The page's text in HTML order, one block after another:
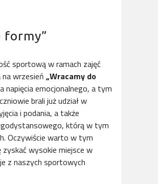
formy”
sportową w ramach zajęć
na wrzesień „Wracamy do
napięcia emocjonalnego, a tym
brali już udział w
i podania, a także
którą w tym
Oczywiście warto w tym
wysokie miejsce w
z naszych sportowych